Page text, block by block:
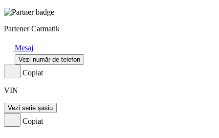
Partener Carmatik
Mesaj
Vezi număr de telefon
Copiat
VIN
Vezi serie șasiu
Copiat